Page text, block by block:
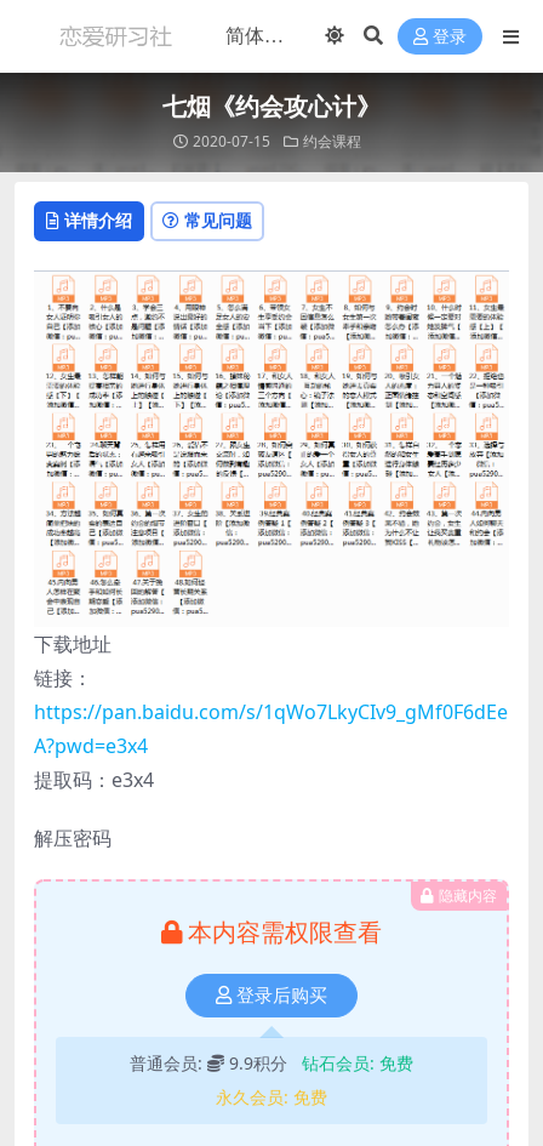
登录
七烟《约会攻心计》
2020-07-15 约会课程
详情介绍 常见问题
下载地址
链接：
https://pan.baidu.com/s/1qWo7LkyCIv9_gMf0F6dEe
A?pwd=e3x4
提取码：e3x4
解压密码
隐藏内容
本内容需权限查看
登录后购买
普通会员: 9.9积分 钻石会员: 免费
永久会员: 免费